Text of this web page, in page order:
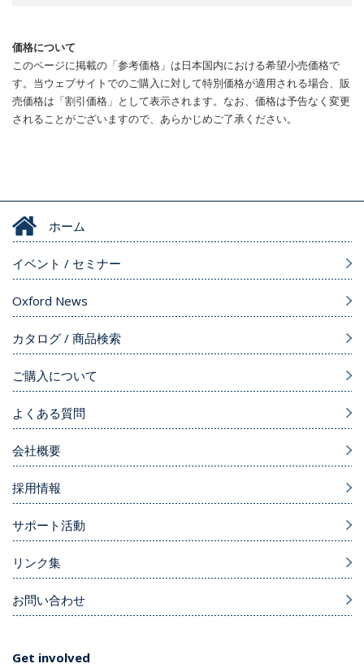
価格について
このページに掲載の「参考価格」は日本国内における希望小売価格で
す。当ウェブサイトでのご購入に対して特別価格が適用される場合、販
売価格は「割引価格」として表示されます。なお、価格は予告なく変更
されることがございますので、あらかじめご了承ください。
ホーム
イベント / セミナー
Oxford News
カタログ / 商品検索
ご購入について
よくある質問
会社概要
採用情報
サポート活動
リンク集
お問い合わせ
Get involved